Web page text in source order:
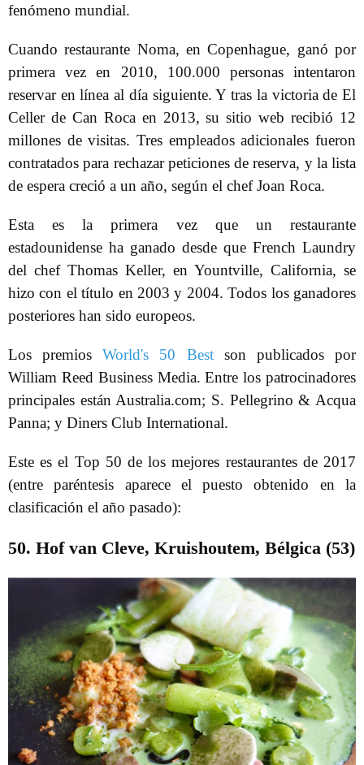
fenómeno mundial.
Cuando restaurante Noma, en Copenhague, ganó por
primera vez en 2010, 100.000 personas intentaron
reservar en línea al día siguiente. Y tras la victoria de El
Celler de Can Roca en 2013, su sitio web recibió 12
millones de visitas. Tres empleados adicionales fueron
contratados para rechazar peticiones de reserva, y la lista
de espera creció a un año, según el chef Joan Roca.
Esta es la primera vez que un restaurante
estadounidense ha ganado desde que French Laundry
del chef Thomas Keller, en Yountville, California, se
hizo con el título en 2003 y 2004. Todos los ganadores
posteriores han sido europeos.
Los premiosWorld's 50 Bestson publicados por
William Reed Business Media. Entre los patrocinadores
principales están Australia.com; S. Pellegrino & Acqua
Panna; y Diners Club International.
Este es el Top 50 de los mejores restaurantes de 2017
(entre paréntesis aparece el puesto obtenido en la
clasificación el año pasado):
50. Hof van Cleve, Kruishoutem, Bélgica (53)